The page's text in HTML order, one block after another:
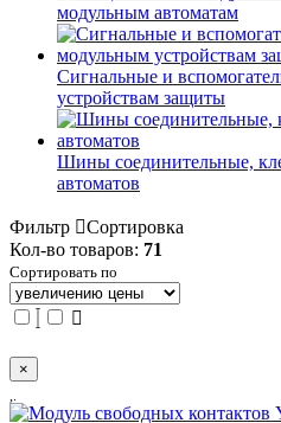
модульным автоматам
Сигнальные и
устройствам защиты
Шины соединительные,
автоматов
Фильтр
Сортировка
Кол-во товаров: 71
Сортировать по
×